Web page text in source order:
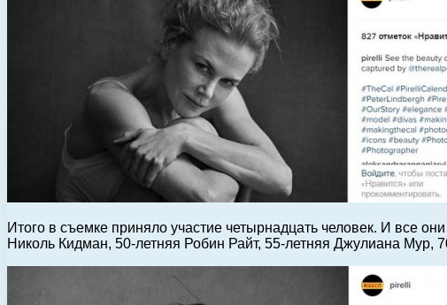
Итого в съемке приняло участие четырнадцать человек. И все
Николь Кидман, 50-летняя Робин Райт, 55-летняя Джулиана Мур,